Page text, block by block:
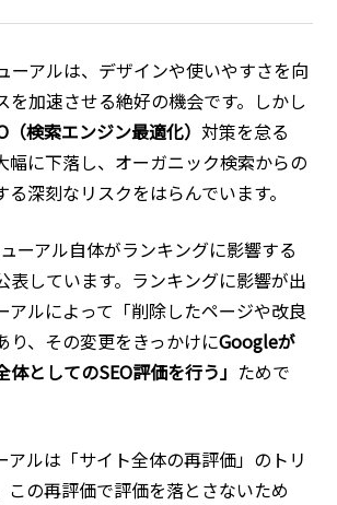
ーアルは、デザインや使いやすさを向
を加速させる絶好の機会です。しかし
（検索エンジン最適化）対策を怠る
幅に下落し、オーガニック検索からの
深刻なリスクをはらんでいます。
ーアル自体がランキングに影響する
表しています。ランキングに影響が出
アルによって「削除したページや改良
り、その変更をきっかけにGoogleが
体としてのSEO評価を行う」 ためで
アルは「サイト全体の再評価」のトリ
この再評価で評価を落とさないため